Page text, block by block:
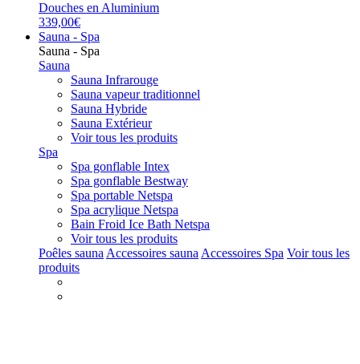
Douches en Aluminium
339,00€
Sauna - Spa
Sauna - Spa
Sauna
Sauna Infrarouge
Sauna vapeur traditionnel
Sauna Hybride
Sauna Extérieur
Voir tous les produits
Spa
Spa gonflable Intex
Spa gonflable Bestway
Spa portable Netspa
Spa acrylique Netspa
Bain Froid Ice Bath Netspa
Voir tous les produits
Poêles sauna Accessoires sauna Accessoires Spa Voir tous les
produits